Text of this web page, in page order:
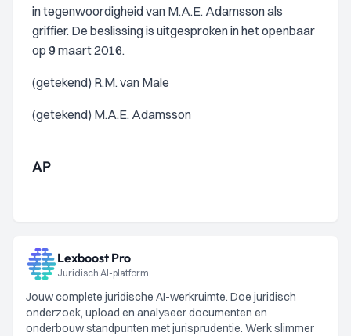
in tegenwoordigheid van M.A.E. Adamsson als
griffier. De beslissing is uitgesproken in het openbaar
op 9 maart 2016.
(getekend) R.M. van Male
(getekend) M.A.E. Adamsson
AP
Lexboost Pro
Juridisch AI-platform
Jouw complete juridische AI-werkruimte. Doe juridisch
onderzoek, upload en analyseer documenten en
onderbouw standpunten met jurisprudentie. Werk slimmer